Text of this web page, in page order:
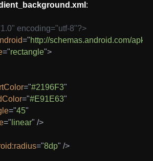
:
encoding="utf-8"?>
="http://schemas.android.com/apk/
="rectangle">
="#2196F3"
="#E91E63"
="45"
=" linear" />
radius="8dp" />